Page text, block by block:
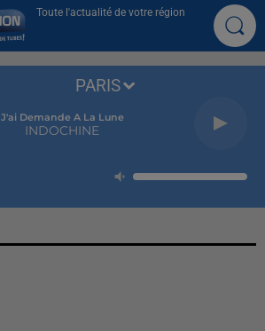
Toute l'actualité de votre région
J'ai Demande A La Lune
INDOCHINE
PARIS